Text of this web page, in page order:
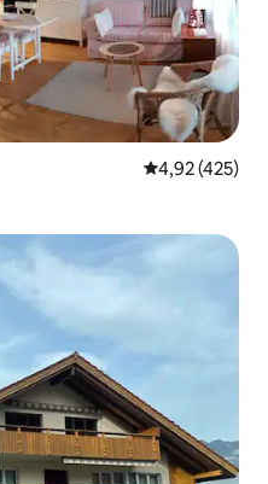
4,92 de uma
4,92 (425)
hóspedes